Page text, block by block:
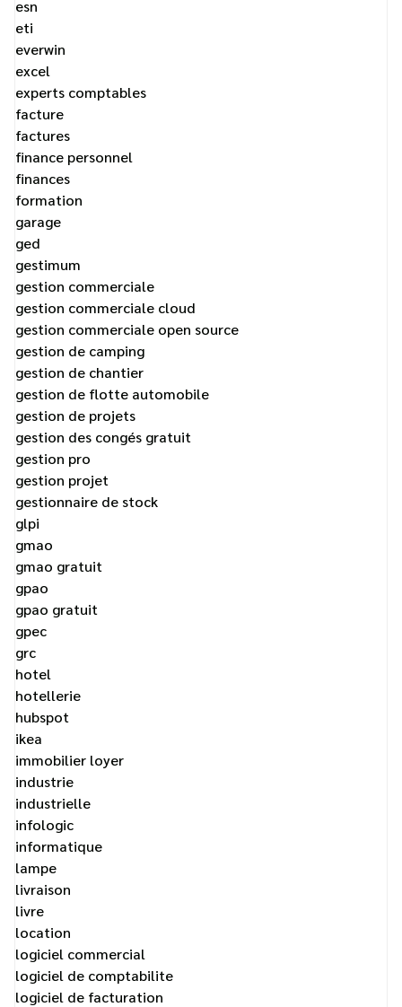
esn
eti
everwin
excel
experts comptables
facture
factures
finance personnel
finances
formation
garage
ged
gestimum
gestion commerciale
gestion commerciale cloud
gestion commerciale open source
gestion de camping
gestion de chantier
gestion de flotte automobile
gestion de projets
gestion des congés gratuit
gestion pro
gestion projet
gestionnaire de stock
glpi
gmao
gmao gratuit
gpao
gpao gratuit
gpec
grc
hotel
hotellerie
hubspot
ikea
immobilier loyer
industrie
industrielle
infologic
informatique
lampe
livraison
livre
location
logiciel commercial
logiciel de comptabilite
logiciel de facturation